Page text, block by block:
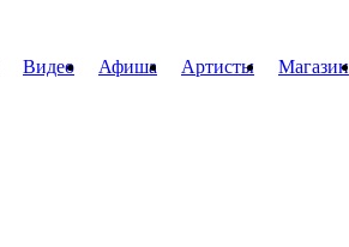
Видео Афиша Артисты Магазин